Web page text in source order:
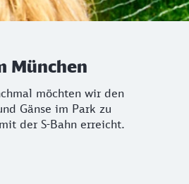
München
möchten wir den
Gänse im Park zu
der S-Bahn erreicht.